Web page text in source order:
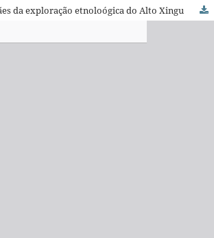
da exploração etnoloógica do Alto Xingu